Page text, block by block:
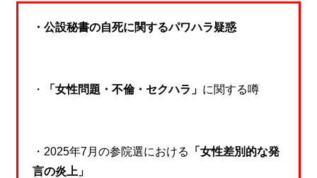
・公設秘書の自死に関するパワハラ疑惑
・ 「女性問題・不倫・セクハラ」 に関する噂
・2025年7月の参院選における
「女性差別的な発
言の炎上」